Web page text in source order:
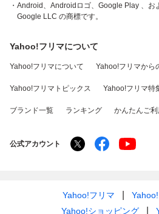
・Android、Androidロゴ、Google Play 、お
Google LLC の商標です。
Yahoo!フリマについて
Yahoo!フリマについて Yahoo!フリマから
Yahoo!フリマトピックス Yahoo!フリマ特
ブランド一覧 ランキング かんたんご
公式アカウント
Yahoo!フリマ
Yahoo!ショッピング